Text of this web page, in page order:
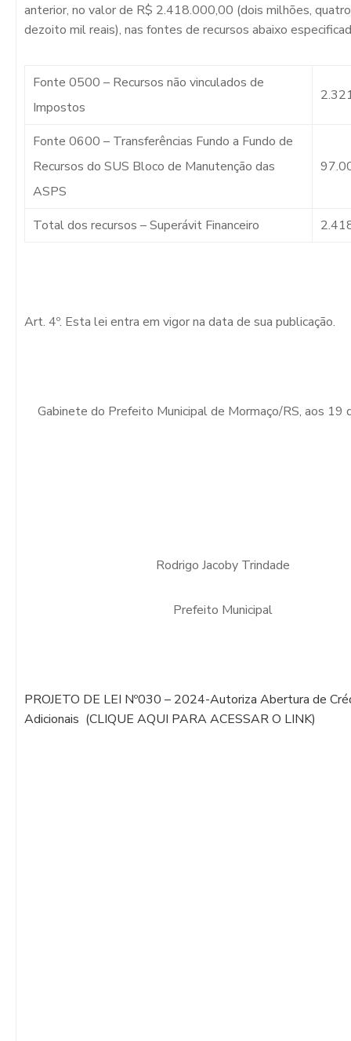
anterior, no valor de R$ 2.418.000,00 (dois milhões,
dezoito mil reais), nas fontes de recursos abaixo
Fonte 0500 – Recursos não vinculados de
Impostos
Fonte 0600 – Transferências Fundo a Fundo de
Recursos do SUS Bloco de Manutenção das
ASPS
Total dos recursos – Superávit Financeiro
Art. 4º. Esta lei entra em vigor na data de sua publicação.
Gabinete do Prefeito Municipal de Mormaço/RS, aos 19
Rodrigo Jacoby Trindade
Prefeito Municipal
PROJETO DE LEI Nº030 – 2024-Autoriza Abertura de
Adicionais (CLIQUE AQUI PARA ACESSAR O LINK)